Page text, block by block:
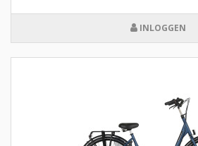
INLOGGEN